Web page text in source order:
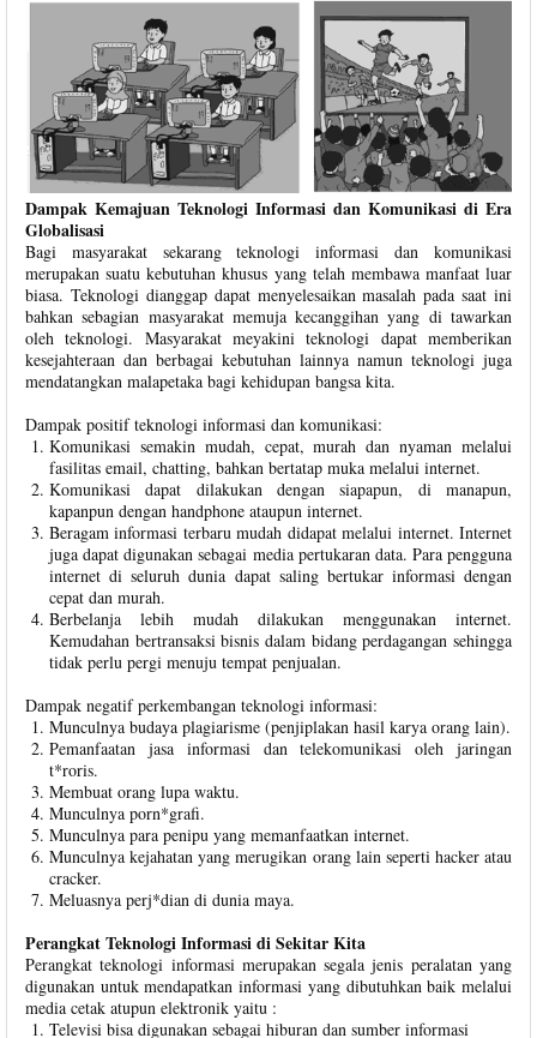
Dampak Kemajuan Teknologi Informasi dan Komunikasi di Era
Globalisasi
Bagi masyarakat sekarang teknologi informasi dan komunikasi
merupakan suatu kebutuhan khusus yang telah membawa manfaat luar
biasa. Teknologi dianggap dapat menyelesaikan masalah pada saat ini
bahkan sebagian masyarakat memuja kecanggihan yang di tawarkan
oleh teknologi. Masyarakat meyakini teknologi dapat memberikan
kesejahteraan dan berbagai kebutuhan lainnya namun teknologi juga
mendatangkan malapetaka bagi kehidupan bangsa kita.
Dampak positif teknologi informasi dan komunikasi:
Komunikasi semakin mudah, cepat, murah dan nyaman melalui
fasilitas email, chatting, bahkan bertatap muka melalui internet.
Komunikasi dapat dilakukan dengan siapapun, di manapun,
kapanpun dengan handphone ataupun internet.
Beragam informasi terbaru mudah didapat melalui internet. Internet
juga dapat digunakan sebagai media pertukaran data. Para pengguna
internet di seluruh dunia dapat saling bertukar informasi dengan
cepat dan murah.
Berbelanja lebih mudah dilakukan menggunakan internet.
Kemudahan bertransaksi bisnis dalam bidang perdagangan sehingga
tidak perlu pergi menuju tempat penjualan.
Dampak negatif perkembangan teknologi informasi:
Munculnya budaya plagiarisme (penjiplakan hasil karya orang lain).
Pemanfaatan jasa informasi dan telekomunikasi oleh jaringan
t*roris.
Membuat orang lupa waktu.
Munculnya porn*grafi.
Munculnya para penipu yang memanfaatkan internet.
Munculnya kejahatan yang merugikan orang lain seperti hacker atau
cracker.
Meluasnya perj*dian di dunia maya.
Perangkat Teknologi Informasi di Sekitar Kita
Perangkat teknologi informasi merupakan segala jenis peralatan yang
digunakan untuk mendapatkan informasi yang dibutuhkan baik melalui
media cetak atupun elektronik yaitu :
Televisi bisa digunakan sebagai hiburan dan sumber informasi